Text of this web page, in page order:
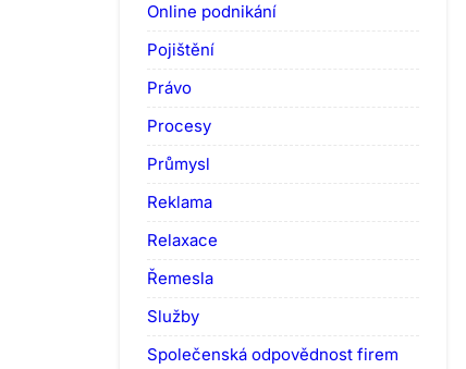
Online podnikání
Pojištění
Právo
Procesy
Průmysl
Reklama
Relaxace
Řemesla
Služby
Společenská odpovědnost firem